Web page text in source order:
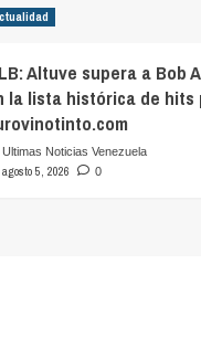
Altuve supera a Bob
la lista histórica de hits
Ultimas Noticias Venezuela
agosto 5, 2026 0